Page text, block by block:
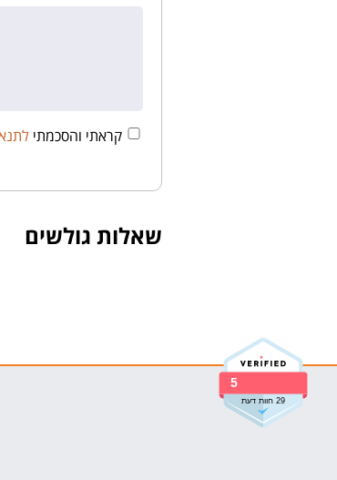
קראתי והסכמתי
שאלות גולשים
5
29 חוות דעת